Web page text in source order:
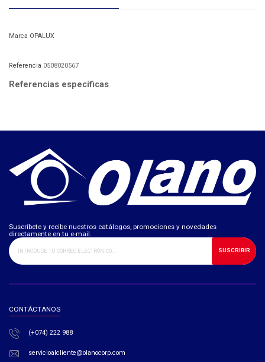
Marca OPALUX
Referencia 0508020567
Referencias específicas
Suscríbete y recibe nuestros catálogos, promociones y novedades
directamente en tu e-mail.
SUSCRIBIR
CONTÁCTANOS
(+074) 222 988
servicioalcliente@olanocorp.com